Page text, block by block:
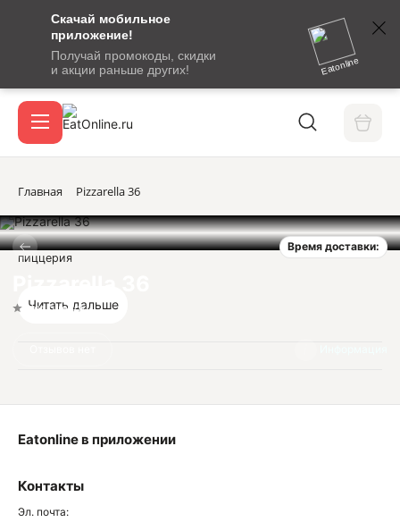
Скачай мобильное
приложение!
Получай промокоды, скидки
и акции раньше других!
Eatonline
сообщение
кодом
подтверждения
Вход / регистрация
Акции
Главная Pizzarella 36
Время доставки:
Нет оценок
пиццерия
Читать дальше
Контакты
Эл. почта:
Eatonline в приложении